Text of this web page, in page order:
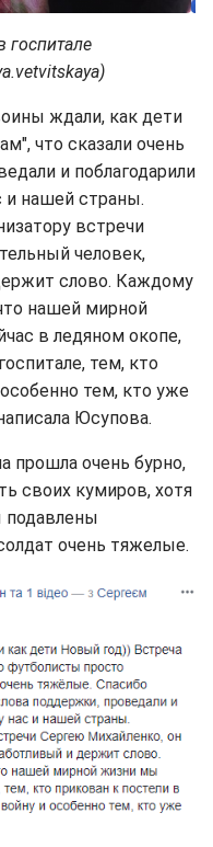
госпитале
ждали, как дети
что сказали очень
и поблагодарили
и нашей страны.
встречи
человек,
слово. Каждому
нашей мирной
в ледяном окопе,
тем, кто
тем, кто уже
Юсупова.
прошла очень бурно,
своих кумиров, хотя
подавлены
очень тяжелые.